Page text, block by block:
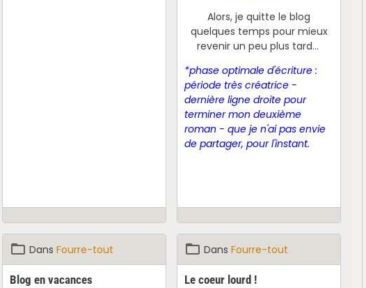
Alors, je quitte le blog
quelques temps pour mieux
revenir un peu plus tard...
*phase optimale d'écriture :
période très créatrice -
dernière ligne droite pour
terminer mon deuxième
roman - que je n'ai pas envie
de partager, pour l'instant.
DansFourre-tout
Blog en vacances
DansFourre-tout
Le coeur lourd !